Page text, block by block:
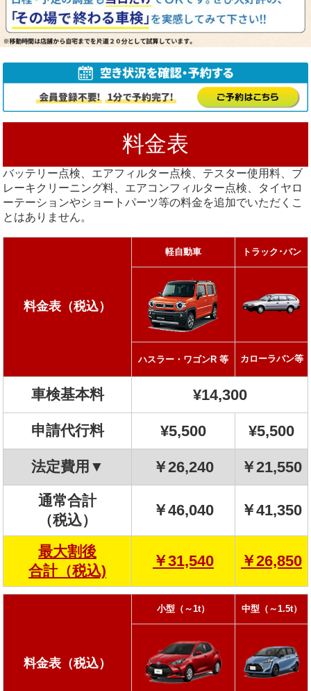
料金表
バッテリー点検、エアフィルター点検、テスター使用料、ブ
レーキクリーニング料、エアコンフィルター点検、タイヤロ
ーテーションやショートパーツ等の料金を追加でいただくこ
とはありません。
料金表（税込）
軽自動車 トラック･バン
ハスラー・ワゴンR 等 カローラバン等
車検基本料 ¥14,300
申請代行料 ¥5,500 ¥5,500
法定費用▼ ￥26,240 ￥21,550
通常合計
（税込）
￥46,040 ￥41,350
最大割後
合計（税込)
￥31,540 ￥26,850
料金表（税込）
小型（～1t） 中型（～1.5t）